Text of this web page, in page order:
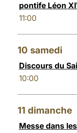
pontife Léon
11:00
10 samedi
Discours du
10:00
11 dimanche
Messe dans